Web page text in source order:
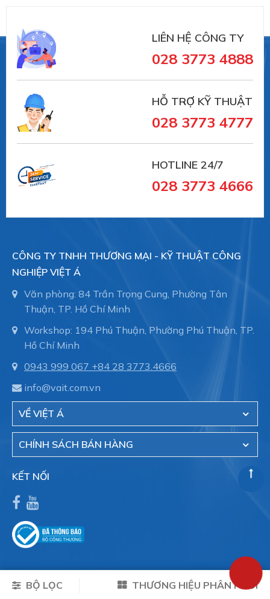
BỘ LỌC THƯƠNG HIỆU PHÂN PHỐI
LIÊN HỆ CÔNG TY
028 3773 4888
HỖ TRỢ KỸ THUẬT
028 3773 4777
HOTLINE 24/7
028 3773 4666
CÔNG TY TNHH THƯƠNG MẠI - KỸ THUẬT CÔNG
NGHIỆP VIỆT Á
Văn phòng: 84 Trần Trọng Cung, Phường Tân
Thuận, TP. Hồ Chí Minh
Workshop: 194 Phú Thuận, Phường Phú Thuận, TP.
Hồ Chí Minh
0943 999 067 +84 28 3773.4666
info@vait.com.vn
VỀ VIỆT Á
CHÍNH SÁCH BÁN HÀNG
KẾT NỐI